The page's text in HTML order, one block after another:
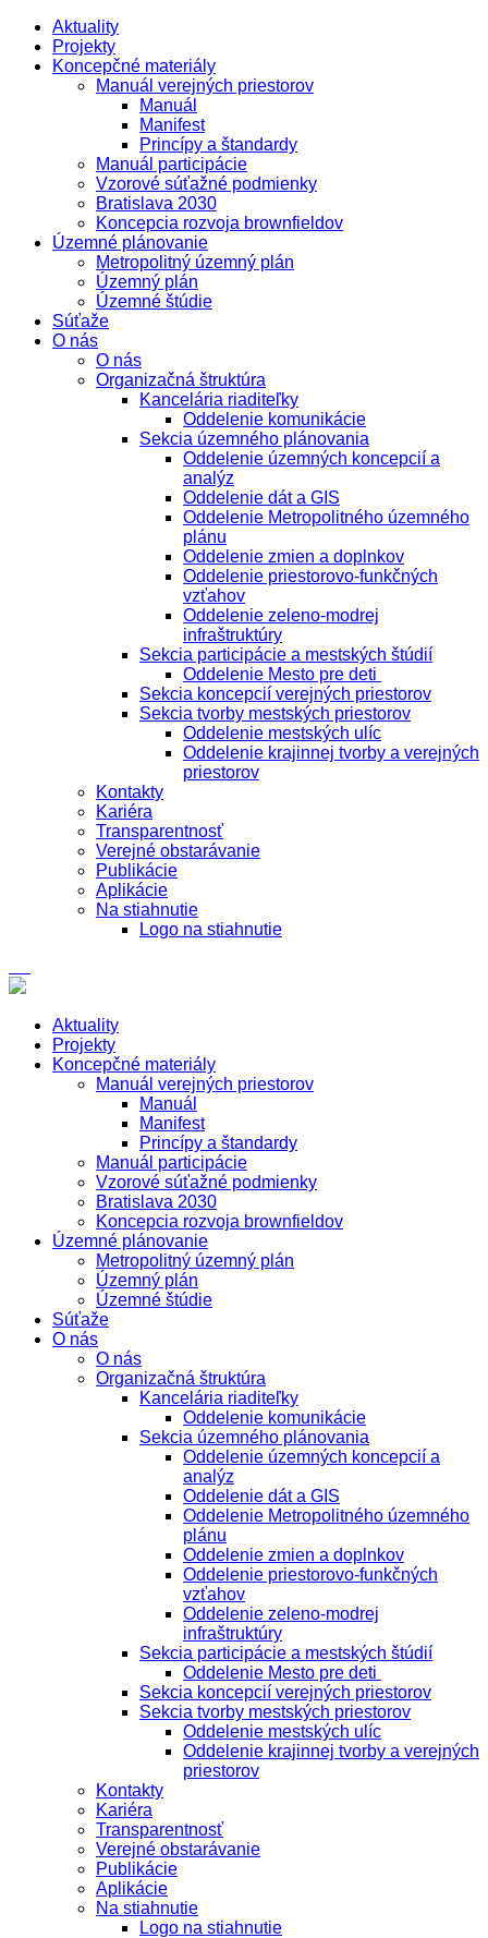
Aktuality
Projekty
Koncepčné materiály
Manuál verejných priestorov
Manuál
Manifest
Princípy a štandardy
Manuál participácie
Vzorové súťažné podmienky
Bratislava 2030
Koncepcia rozvoja brownfieldov
Územné plánovanie
Metropolitný územný plán
Územný plán
Územné štúdie
Súťaže
O nás
O nás
Organizačná štruktúra
Kancelária riaditeľky
Oddelenie komunikácie
Sekcia územného plánovania
Oddelenie územných koncepcií a
analýz
Oddelenie dát a GIS
Oddelenie Metropolitného územného
plánu
Oddelenie zmien a doplnkov
Oddelenie priestorovo-funkčných
vzťahov
Oddelenie zeleno-modrej
infraštruktúry
Sekcia participácie a mestských štúdií
Oddelenie Mesto pre deti
Sekcia koncepcií verejných priestorov
Sekcia tvorby mestských priestorov
Oddelenie mestských ulíc
Oddelenie krajinnej tvorby a verejných
priestorov
Kontakty
Kariéra
Transparentnosť
Verejné obstarávanie
Publikácie
Aplikácie
Na stiahnutie
Logo na stiahnutie
Aktuality
Projekty
Koncepčné materiály
Manuál verejných priestorov
Manuál
Manifest
Princípy a štandardy
Manuál participácie
Vzorové súťažné podmienky
Bratislava 2030
Koncepcia rozvoja brownfieldov
Územné plánovanie
Metropolitný územný plán
Územný plán
Územné štúdie
Súťaže
O nás
O nás
Organizačná štruktúra
Kancelária riaditeľky
Oddelenie komunikácie
Sekcia územného plánovania
Oddelenie územných koncepcií a
analýz
Oddelenie dát a GIS
Oddelenie Metropolitného územného
plánu
Oddelenie zmien a doplnkov
Oddelenie priestorovo-funkčných
vzťahov
Oddelenie zeleno-modrej
infraštruktúry
Sekcia participácie a mestských štúdií
Oddelenie Mesto pre deti
Sekcia koncepcií verejných priestorov
Sekcia tvorby mestských priestorov
Oddelenie mestských ulíc
Oddelenie krajinnej tvorby a verejných
priestorov
Kontakty
Kariéra
Transparentnosť
Verejné obstarávanie
Publikácie
Aplikácie
Na stiahnutie
Logo na stiahnutie